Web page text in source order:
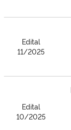
Edital
11/2025
Edital
10/2025